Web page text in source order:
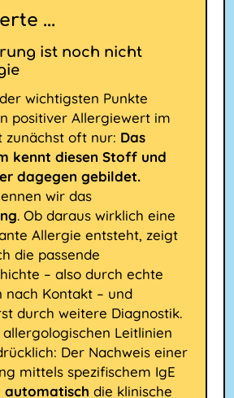
...
ist noch nicht
wichtigsten Punkte
positiver Allergiewert im
zunächst oft nur: Das
kennt diesen Stoff und
dagegen gebildet.
wir das
. Ob daraus wirklich eine
Allergie entsteht, zeigt
die passende
– also durch echte
nach Kontakt – und
durch weitere Diagnostik.
Leitlinien
Der Nachweis einer
mittels spezifischem IgE
automatisch die klinische